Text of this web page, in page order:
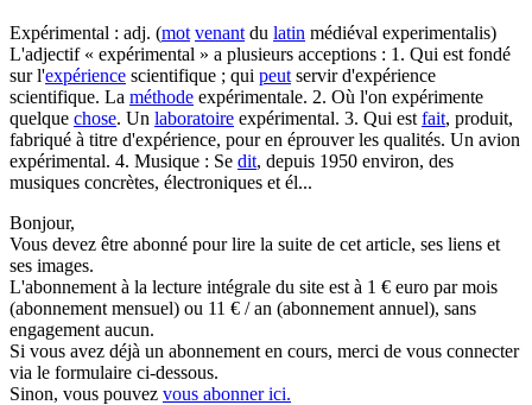
Expérimental : adj. (mot venant du latin médiéval experimentalis)
L'adjectif « expérimental » a plusieurs acceptions : 1. Qui est fondé
sur l'expérience scientifique ; qui peut servir d'expérience
scientifique. La méthode expérimentale. 2. Où l'on expérimente
quelque chose. Un laboratoire expérimental. 3. Qui est fait, produit,
fabriqué à titre d'expérience, pour en éprouver les qualités. Un avion
expérimental. 4. Musique : Se dit, depuis 1950 environ, des
musiques concrètes, électroniques et él...
Bonjour,
Vous devez être abonné pour lire la suite de cet article, ses liens et
ses images.
L'abonnement à la lecture intégrale du site est à 1 € euro par mois
(abonnement mensuel) ou 11 € / an (abonnement annuel), sans
engagement aucun.
Si vous avez déjà un abonnement en cours, merci de vous connecter
via le formulaire ci-dessous.
Sinon, vous pouvez vous abonner ici.